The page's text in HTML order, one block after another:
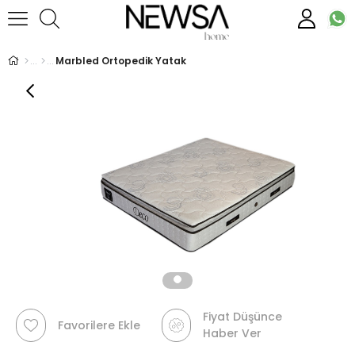
Marbled Ortopedik Yatak
Favorilere Ekle
Fiyat Düşünce
Haber Ver